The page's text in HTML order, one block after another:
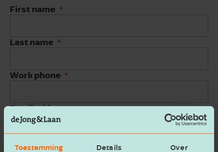
Toestemming Details Over
First name
Last name
Work phone
Email address